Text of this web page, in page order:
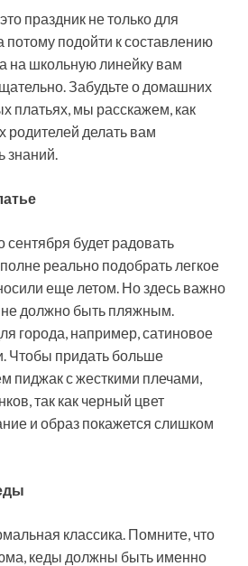
праздник не только для
потому подойти к составлению
на школьную линейку вам
Забудьте о домашних
платьях, мы расскажем, как
родителей делать вам
знаний.
сентября будет радовать
реально подобрать легкое
еще летом. Но здесь важно
не должно быть пляжным.
города, например, сатиновое
Чтобы придать больше
пиджак с жесткими плечами,
так как черный цвет
и образ покажется слишком
классика. Помните, что
кеды должны быть именно